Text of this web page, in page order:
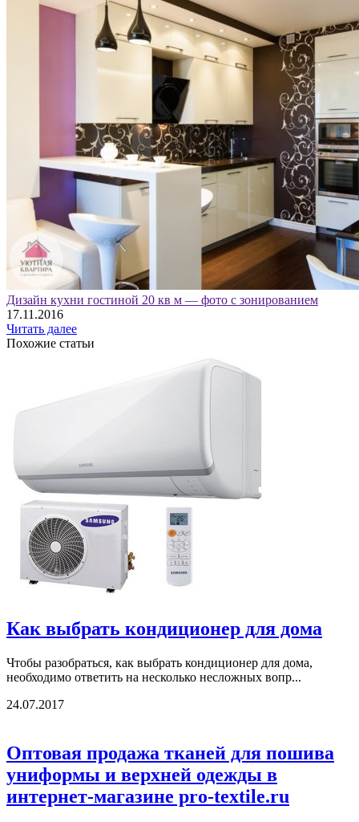
Дизайн кухни гостиной 20 кв м — фото с зонированием
17.11.2016
Читать далее
Похожие статьи
Как выбрать кондиционер для дома
Чтобы разобраться, как выбрать кондиционер для дома,
необходимо ответить на несколько несложных вопр...
24.07.2017
Оптовая продажа тканей для пошива
униформы и верхней одежды в
интернет-магазине pro-textile.ru